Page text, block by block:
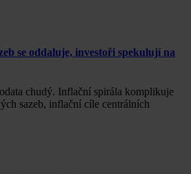
se oddaluje, investoři spekulují na
chudý. Inflační spirála komplikuje
sazeb, inflační cíle centrálních